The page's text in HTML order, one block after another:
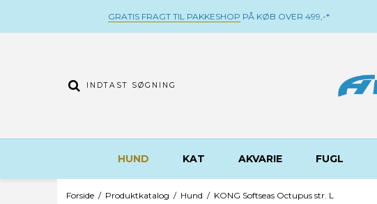
GRATIS FRAGT TIL PAKKESHOP PÅ KØB OVER 499,-*
HUND KAT AKVARIE FUGL
Forside / Produktkatalog / Hund / KONG Softseas Octupus str. L